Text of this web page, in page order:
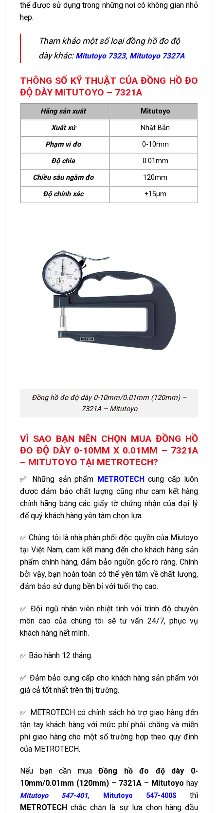
thể được sử dụng trong những nơi có không gian nhỏ
hẹp.
Tham khảo một số loại đồng hồ đo độ
dày khác: Mitutoyo 7323, Mitutoyo 7327A
THÔNG SỐ KỸ THUẬT CỦA ĐỒNG HỒ ĐO
ĐỘ DÀY MITUTOYO – 7321A
Hãng sản xuất
Mitutoyo
Xuất xứ
Nhật Bản
Phạm vi đo
0-10mm
Độ chia
0.01mm
Chiều sâu ngàm đo
120mm
Độ chính xác
±15μm
Đồng hồ đo độ dày 0-10mm/0.01mm (120mm) –
7321A – Mitutoyo
VÌ SAO BẠN NÊN CHỌN MUA ĐỒNG HỒ
ĐO ĐỘ DÀY 0-10MM X 0.01MM – 7321A
– MITUTOYO TẠI METROTECH?
✅ Những sản phẩm METROTECHcung cấp luôn
được đảm bảo chất lượng cũng như cam kết hàng
chính hãng bằng các giấy tờ chứng nhận của đại lý
để quý khách hàng yên tâm chọn lựa.
✅ Chúng tôi là nhà phân phối độc quyền của Miutoyo
tại Việt Nam, cam kết mang đến cho khách hàng sản
phẩm chính hãng, đảm bảo nguồn gốc rõ ràng. Chính
bởi vậy, bạn hoàn toàn có thể yên tâm về chất lượng,
đảm bảo sử dụng bền bỉ với tuổi thọ cao.
✅ Đội ngũ nhân viên nhiệt tình với trình độ chuyên
môn cao của chúng tôi sẽ tư vấn 24/7, phục vụ
khách hàng hết mình.
✅ Bảo hành 12 tháng.
✅ Đảm bảo cung cấp cho khách hàng sản phẩm với
giá cả tốt nhất trên thị trường.
✅ METROTECH có chính sách hỗ trợ giao hàng đến
tận tay khách hàng với mức phí phải chăng và miễn
phí giao hàng cho một số trường hợp theo quy đinh
của METROTECH.
Nếu bạn cần muaĐồng hồ đo độ dày 0-
10mm/0.01mm (120mm) – 7321A – Mitutoyo hay
Mitutoyo 547-401, Mitutoyo 547-400S
thì
METROTECH chắc chắn là sự lựa chọn hàng đầu